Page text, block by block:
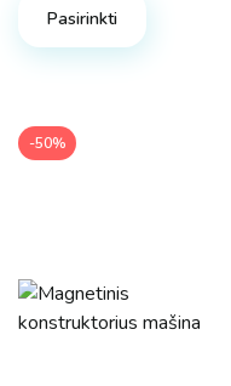
Pasirinkti
-50%